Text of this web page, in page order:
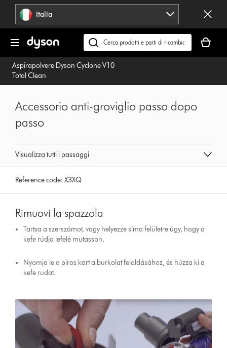
navigazione Italia
Cerca
su
dyson.it
carrello
è
Aspirapolvere Dyson Cyclone V10
Total Clean
Visualizza tutti i passaggi
Accessorio anti-groviglio passo dopo
passo
Reference code:X3XQ
Rimuovi la spazzola
Tartsa a szerszámot, vagy helyezze sima felületre úgy, hogy a
kefe rúdja lefelé mutasson.
Nyomja le a piros kart a burkolat feloldásához, és húzza ki a
kefe rudat.